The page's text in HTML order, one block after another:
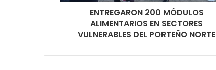
ENTREGARON 200 MÓDULOS
ALIMENTARIOS EN SECTORES
VULNERABLES DEL PORTEÑO NORTE